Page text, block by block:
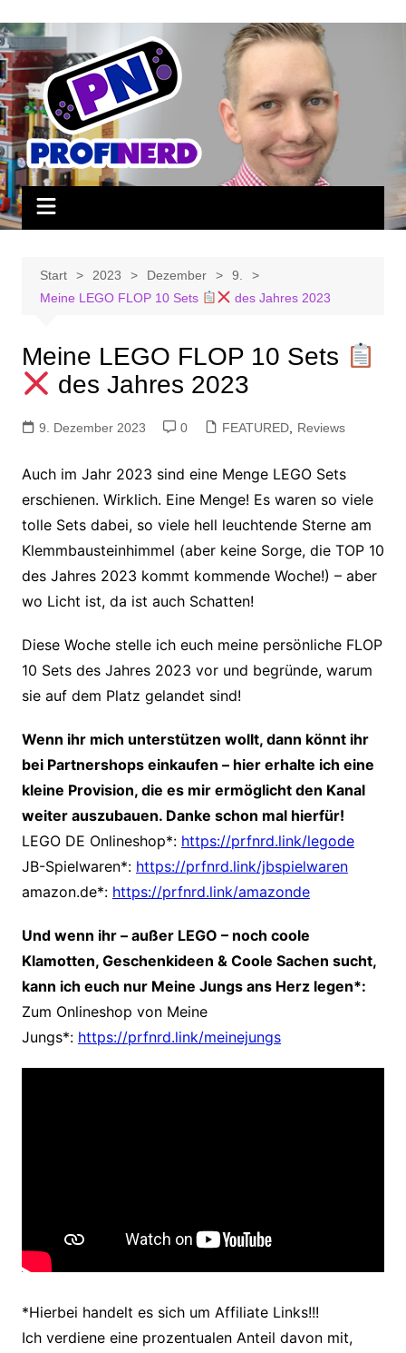
Inhalt
springen
Start 2023 Dezember
9.
Meine LEGO FLOP 10 Sets
des Jahres 2023
Meine LEGO FLOP 10 Sets
des Jahres 2023
9. Dezember 2023 0 FEATURED, Reviews
Auch im Jahr 2023 sind eine Menge LEGO Sets
erschienen. Wirklich. Eine Menge! Es waren so viele
tolle Sets dabei, so viele hell leuchtende Sterne am
Klemmbausteinhimmel (aber keine Sorge, die TOP 10
des Jahres 2023 kommt kommende Woche!) – aber
wo Licht ist, da ist auch Schatten!
Diese Woche stelle ich euch meine persönliche FLOP
10 Sets des Jahres 2023 vor und begründe, warum
sie auf dem Platz gelandet sind!
Wenn ihr mich unterstützen wollt, dann könnt ihr
bei Partnershops einkaufen – hier erhalte ich eine
kleine Provision, die es mir ermöglicht den Kanal
weiter auszubauen. Danke schon mal hierfür!
LEGO DE Onlineshop*: https://prfnrd.link/legode
JB-Spielwaren*: https://prfnrd.link/jbspielwaren
amazon.de*: https://prfnrd.link/amazonde
Und wenn ihr – außer LEGO – noch coole
Klamotten, Geschenkideen & Coole Sachen sucht,
kann ich euch nur Meine Jungs ans Herz legen*:
Zum Onlineshop von Meine
Jungs*: https://prfnrd.link/meinejungs
*Hierbei handelt es sich um Affiliate Links!!!
Ich verdiene eine prozentualen Anteil davon mit,